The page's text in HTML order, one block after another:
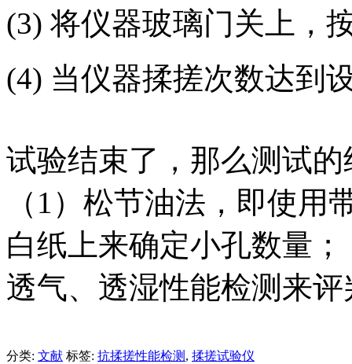
(3) 将仪器玻璃门关上，
(4) 当仪器揉搓次数达到
试验结束了，那么测试
（1）松节油法，即使
白纸上来确定小孔数量
透气、透湿性能检测来评
分类: 文献 标签: 抗揉搓性能检测 , 揉搓试验仪